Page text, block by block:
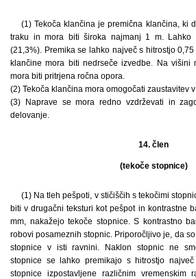
(1) Tekoča klančina je premična klančina, ki
traku in mora biti široka najmanj 1 m. Lahko
(21,3%). Premika se lahko največ s hitrostjo
klančine mora biti nedrseče izvedbe. Na
mora biti pritrjena ročna opora.
(2) Tekoča klančina mora omogočati zaustavitev v
(3) Naprave se mora redno vzdrževati in
delovanje.
14. člen
(tekoče stopnice)
(1) Na tleh pešpoti, v stičiščih s tekočimi
biti v drugačni teksturi kot pešpot in kontrastne
mm, nakažejo tekoče stopnice. S kontrastno
robovi posameznih stopnic. Priporočljivo je, da
stopnice v isti ravnini. Naklon stopnic ne
stopnice se lahko premikajo s hitrostjo
stopnice izpostavljene različnim vremenskim